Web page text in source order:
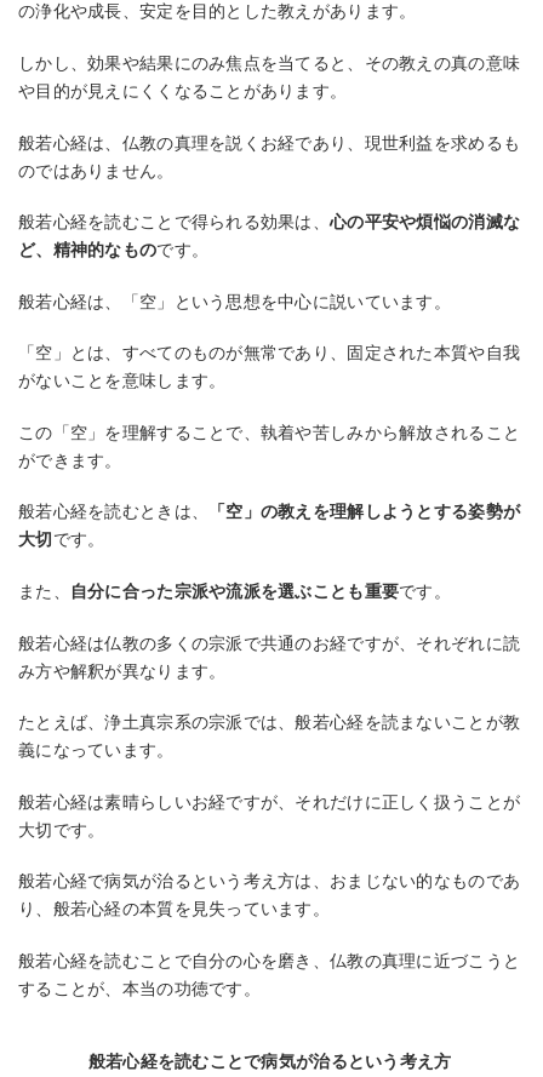
の浄化や成長、安定を目的とした教えがあります。
しかし、効果や結果にのみ焦点を当てると、その教えの真の意味
や目的が見えにくくなることがあります。
般若心経は、仏教の真理を説くお経であり、現世利益を求めるも
のではありません。
般若心経を読むことで得られる効果は、心の平安や煩悩の消滅な
ど、精神的なものです。
般若心経は、「空」という思想を中心に説いています。
「空」とは、すべてのものが無常であり、固定された本質や自我
がないことを意味します。
この「空」を理解することで、執着や苦しみから解放されること
ができます。
般若心経を読むときは、
「空」の教えを理解しようとする姿勢が
大切です。
また、 自分に合った宗派や流派を選ぶことも重要です。
般若心経は仏教の多くの宗派で共通のお経ですが、それぞれに読
み方や解釈が異なります。
たとえば、浄土真宗系の宗派では、般若心経を読まないことが教
義になっています。
般若心経は素晴らしいお経ですが、それだけに正しく扱うことが
大切です。
般若心経で病気が治るという考え方は、おまじない的なものであ
り、般若心経の本質を見失っています。
般若心経を読むことで自分の心を磨き、仏教の真理に近づこうと
することが、本当の功徳です。
般若心経を読むことで病気が治るという考え方